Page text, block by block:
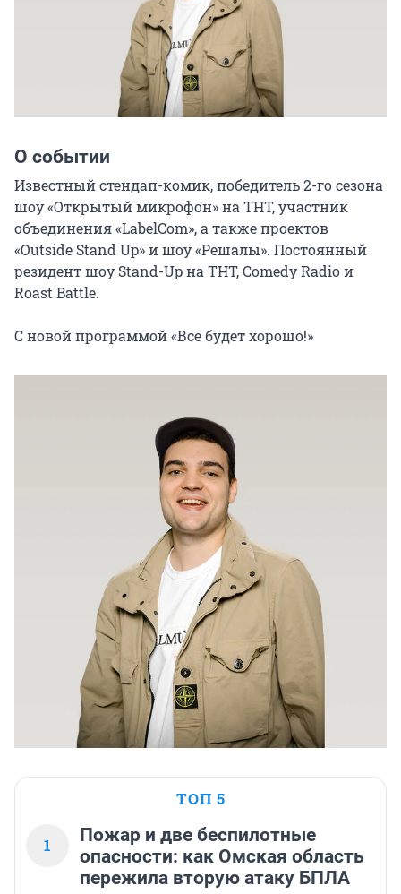
О событии
Известный стендап-комик, победитель 2-го сезона
шоу «Открытый микрофон» на ТНТ, участник
объединения «LabelCom», а также проектов
«Outside Stand Up» и шоу «Решалы». Постоянный
резидент шоу Stand-Up на ТНТ, Comedy Radio и
Roast Battle.
С новой программой «Все будет хорошо!»
ТОП 5
1
Пожар и две беспилотные
опасности: как Омская область
пережила вторую атаку БПЛА